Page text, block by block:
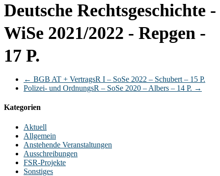
Deutsche Rechtsgeschichte -
WiSe 2021/2022 - Repgen -
17 P.
← BGB AT + VertragsR I – SoSe 2022 – Schubert – 15 P.
Polizei- und OrdnungsR – SoSe 2020 – Albers – 14 P. →
Kategorien
Aktuell
Allgemein
Anstehende Veranstaltungen
Ausschreibungen
FSR-Projekte
Sonstiges